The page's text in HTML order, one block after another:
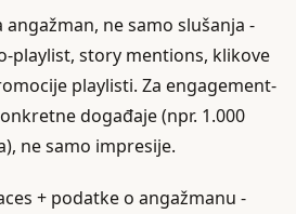
angažman, ne samo slušanja -
playlist, story mentions, klikove
playlisti. Za engagement-
događaje (npr. 1.000
ne samo impresije.
+ podatke o angažmanu -